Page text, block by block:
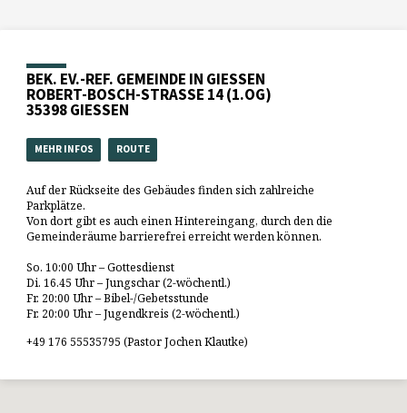
BEK. EV.-REF. GEMEINDE IN GIESSEN
ROBERT-BOSCH-STRASSE 14 (1.OG)
35398 GIESSEN
MEHR INFOS ROUTE
Auf der Rückseite des Gebäudes finden sich zahlreiche
Parkplätze.
Von dort gibt es auch einen Hintereingang, durch den die
Gemeinderäume barrierefrei erreicht werden können.
So. 10:00 Uhr – Gottesdienst
Di. 16.45 Uhr – Jungschar (2-wöchentl.)
Fr. 20:00 Uhr – Bibel-/Gebetsstunde
Fr. 20:00 Uhr – Jugendkreis (2-wöchentl.)
+49 176 55535795 (Pastor Jochen Klautke)